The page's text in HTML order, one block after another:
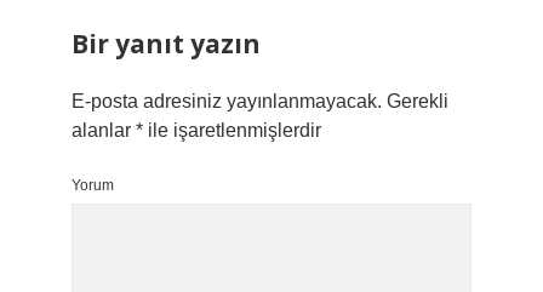
Bir yanıt yazın
E-posta adresiniz yayınlanmayacak. Gerekli
alanlar *ile işaretlenmişlerdir
Yorum